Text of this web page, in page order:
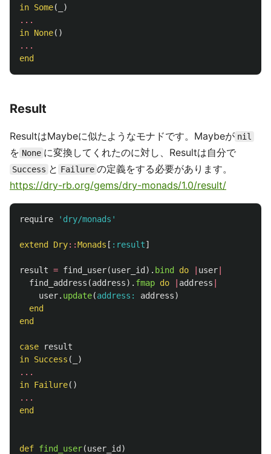
in Some(
)
...
in None()
...
end
Result
ResultはMaybeに似たようなモナドです。Maybeが nil
を None に変換してくれたのに対し、Resultは自分で
Success と Failure の定義をする必要があります。
https://dry-rb.org/gems/dry-monads/1.0/result/
require 'dry/monads'
extend Dry::Monads [ :result]
result = find_user(user_id ). bind do user
find_address (address). fmap do address
user. update(address: address)
end
end
case
result
in Success (
)
...
in Failure()
...
end
def find_user(user_id )